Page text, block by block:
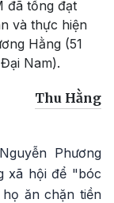
đã tống đạt
và thực hiện
Hằng (51
Nam).
Thu Hằng
Phương
xã hội để "bóc
ăn chặn tiền